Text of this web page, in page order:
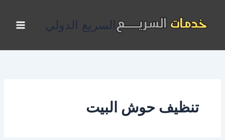
المحتوى
السريع الدولي
تنظيف حوش البيت